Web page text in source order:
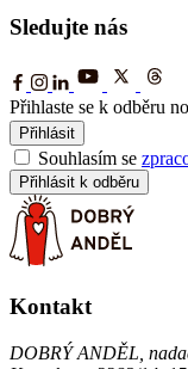
Sledujte nás
Přihlaste se k odběru
Přihlásit
Souhlasím se
Přihlásit k odběru
Kontakt
DOBRÝ ANDĚL,